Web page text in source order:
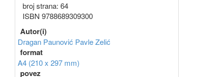
broj strana: 64
ISBN 9788689309300
Autor(i)
Dragan Paunović Pavle Zelić
format
A4 (210 x 297 mm)
povez